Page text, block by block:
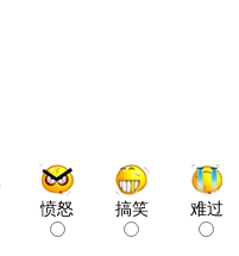
愤怒 搞笑 难过